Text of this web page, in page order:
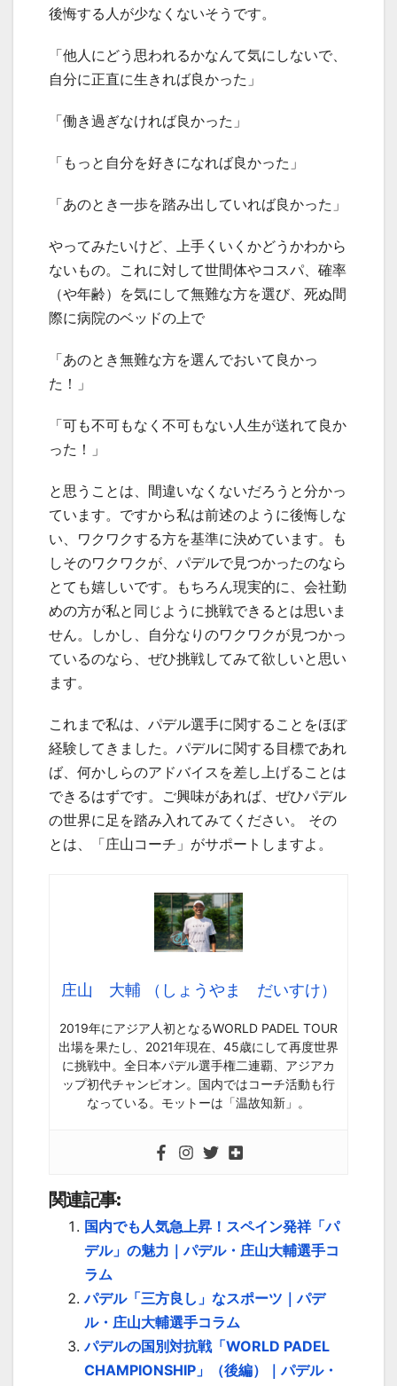
後悔する人が少なくないそうです。
「他人にどう思われるかなんて気にしないで、
自分に正直に生きれば良かった」
「働き過ぎなければ良かった」
「もっと自分を好きになれば良かった」
「あのとき一歩を踏み出していれば良かった」
やってみたいけど、上手くいくかどうかわから
ないもの。これに対して世間体やコスパ、確率
（や年齢）を気にして無難な方を選び、死ぬ間
際に病院のベッドの上で
「あのとき無難な方を選んでおいて良かっ
た！」
「可も不可もなく不可もない人生が送れて良か
った！」
と思うことは、間違いなくないだろうと分かっ
ています。ですから私は前述のように後悔しな
い、ワクワクする方を基準に決めています。も
しそのワクワクが、パデルで見つかったのなら
とても嬉しいです。もちろん現実的に、会社勤
めの方が私と同じように挑戦できるとは思いま
せん。しかし、自分なりのワクワクが見つかっ
ているのなら、ぜひ挑戦してみて欲しいと思い
ます。
これまで私は、パデル選手に関することをほぼ
経験してきました。パデルに関する目標であれ
ば、何かしらのアドバイスを差し上げることは
できるはずです。ご興味があれば、ぜひパデル
の世界に足を踏み入れてみてください。 その
とは、「庄山コーチ」がサポートしますよ。
庄山 大輔 （しょうやま だいすけ）
2019年にアジア人初となるWORLD PADEL TOUR
出場を果たし、2021年現在、45歳にして再度世界
に挑戦中。全日本パデル選手権二連覇、アジアカ
ップ初代チャンピオン。国内ではコーチ活動も行
なっている。モットーは「温故知新」。
関連記事:
国内でも人気急上昇！スペイン発祥「パ
デル」の魅力｜パデル・庄山大輔選手コ
ラム
パデル「三方良し」なスポーツ｜パデ
ル・庄山大輔選手コラム
パデルの国別対抗戦「WORLD PADEL
CHAMPIONSHIP」（後編）｜パデル・